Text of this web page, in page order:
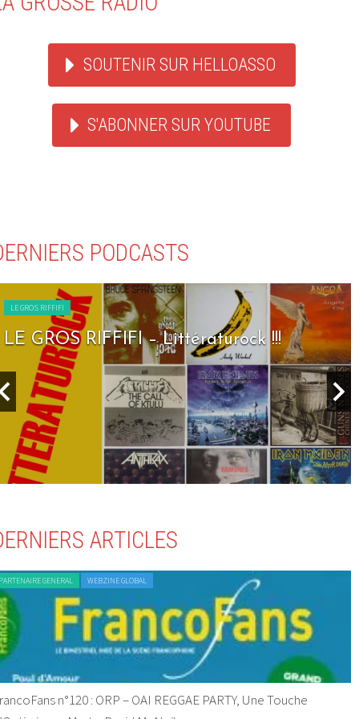
SOUTENIR SUR HELLOASSO
S'ABONNER SUR YOUTUBE
PODCASTS
LE GROS RIFFIFI
LE GROS RIFFIFI – Littératurock !!!
ARTICLES
GENERAL WEBZINE GLOBAL
n°120 : ORP – OAI REGGAE PARTY, Une Touche